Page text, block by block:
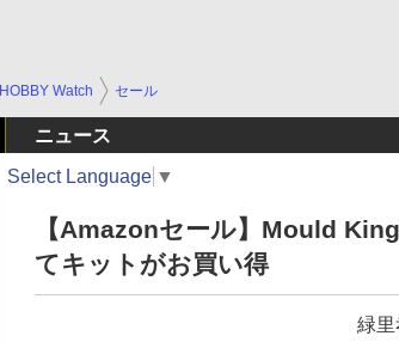
HOBBY Watch セール
ニュース
Select Language ▼
【Amazonセール】Mould
てキットがお買い得
緑里